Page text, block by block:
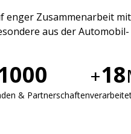
enger Zusammenarbeit
aus der Automobil-
& Partnerschaften
+18